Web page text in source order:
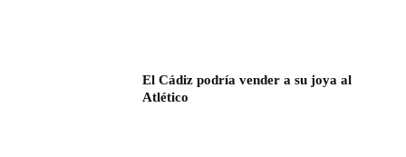
El Cádiz podría vender a su joya al
Atlético